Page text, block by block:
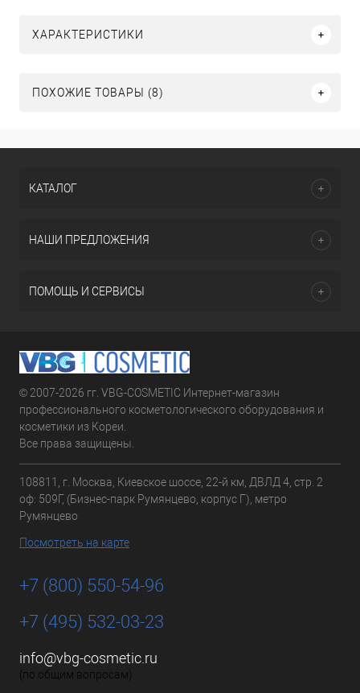
ХАРАКТЕРИСТИКИ
ПОХОЖИЕ ТОВАРЫ (8)
КАТАЛОГ
НАШИ ПРЕДЛОЖЕНИЯ
ПОМОЩЬ И СЕРВИСЫ
© 2007-2026 гг. VBG-COSMETIC Интернет-магазин
профессионального косметологического оборудования и
косметики из Кореи.
Все права защищены.
108811, г. Москва, Киевское шоссе, 22-й км, ДВЛД 4, стр. 2
оф: 509Г, (Бизнес-парк Румянцево, корпус Г), метро
Румянцево
Посмотреть на карте
+7 (800) 550-54-96
+7 (495) 532-03-23
info@vbg-cosmetic.ru
(по общим вопросам)